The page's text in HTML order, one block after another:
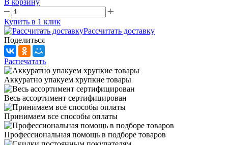
Купить в 1 клик
Рассчитать доставку
Поделиться
Распечатать
Аккуратно упакуем хрупкие товары
Весь ассортимент сертифицирован
Принимаем все способы оплаты
Профессиональная помощь в подборе товаров